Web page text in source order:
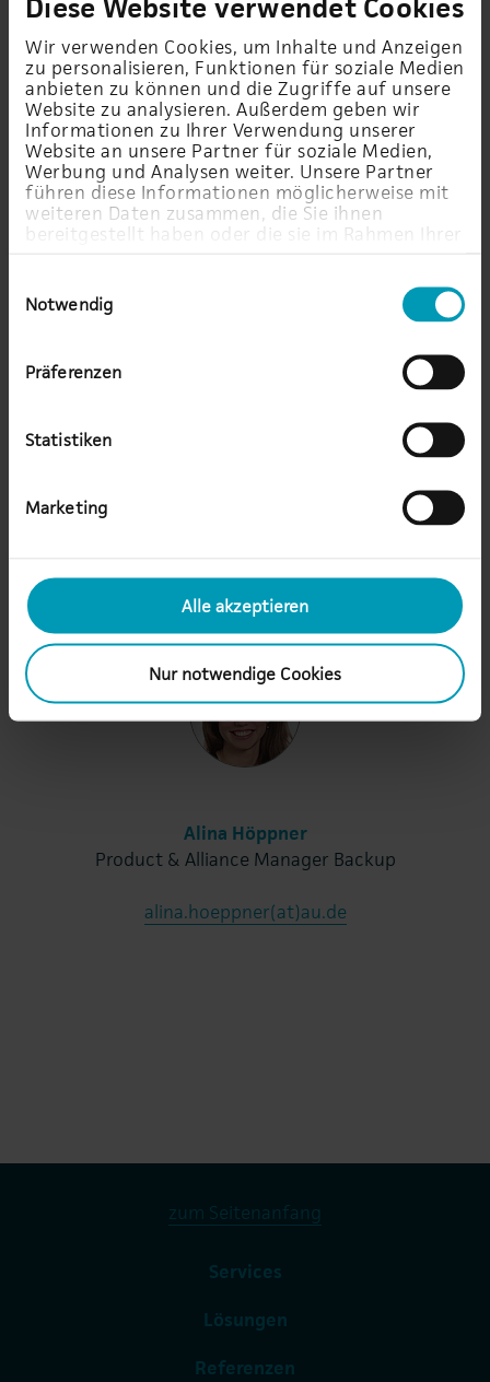
Wir verwenden Cookies, um Inhalte und Anzeigen
zu personalisieren, Funktionen für soziale Medien
anbieten zu können und die Zugriffe auf unsere
Website zu analysieren. Außerdem geben wir
Informationen zu Ihrer Verwendung unserer
Website an unsere Partner für soziale Medien,
Werbung und Analysen weiter. Unsere Partner
führen diese Informationen möglicherweise mit
weiteren Daten zusammen, die Sie ihnen
bereitgestellt haben oder die sie im Rahmen Ihrer
Notwendig
Präferenzen
Statistiken
Marketing
Alle akzeptieren
Nur notwendige Cookies
Engineer und Andreas Haid, Vertriebsbeauftragter,
alle Advanced UniByte. Sie beleuchten das Thema
hinsichtlich größtmöglicher Sicherheit und der
Backup-Software von Veeam und Commvault.
Hiererfahren Sie mehr über die Backup-Lösungen
der AU.
BeiSpotifyanhören| Bei Apple Musicanhören
Um diese Folge zu hören, bitte
Marketing-Cookies
Alina Höppner
Product & Alliance Manager Backup
alina.hoeppner(at)au.de
zum Seitenanfang
Services
Lösungen
Referenzen